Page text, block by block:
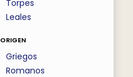
Torpes
Leales
origen
Griegos
Romanos